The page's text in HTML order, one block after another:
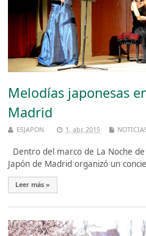
Melodías japonesas
Madrid
ESJAPON 1, abr, 2015
Dentro del marco de La Noche
Japón de Madrid organizó un
Leer más »